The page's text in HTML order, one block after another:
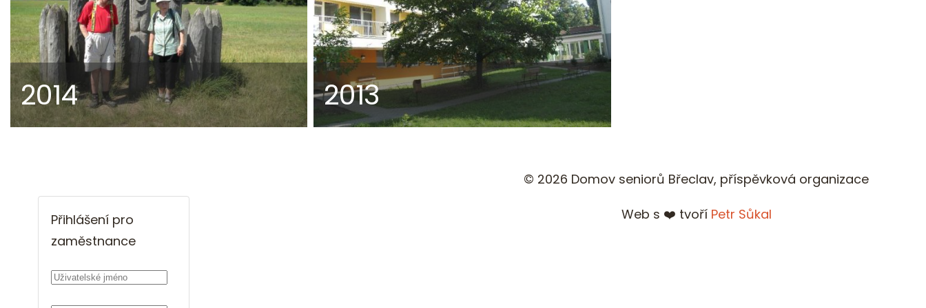
2014 2013
Přihlášení pro
zaměstnance
© 2026 Domov seniorů Břeclav, příspěvková organizace
Web s ❤️ tvoří Petr Sůkal